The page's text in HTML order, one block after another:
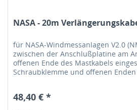
NASA - 20m
für NASA-Windmessanlagen V2.0
zwischen der Anschlußplatine am
offenen Ende des Mastkabels
Schraubklemme und offenen Enden
48,40 € *